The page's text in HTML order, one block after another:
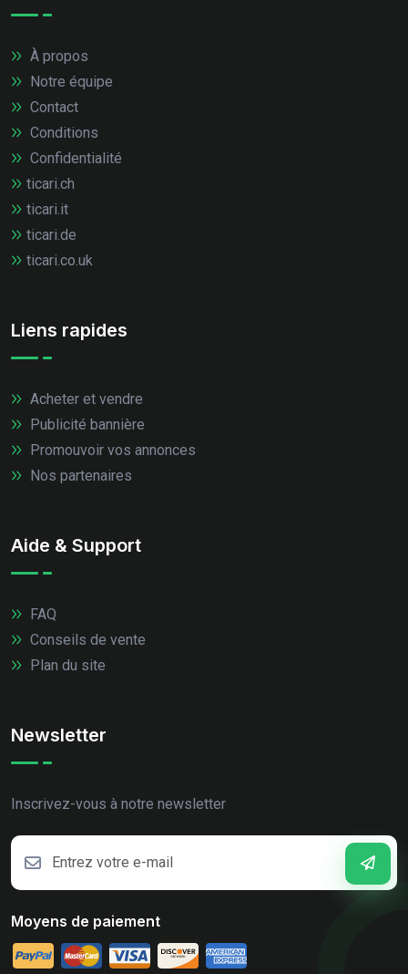
À propos
Notre équipe
Contact
Conditions
Confidentialité
ticari.ch
ticari.it
ticari.de
ticari.co.uk
Liens rapides
Acheter et vendre
Publicité bannière
Promouvoir vos annonces
Nos partenaires
Aide & Support
FAQ
Conseils de vente
Plan du site
Newsletter
Inscrivez-vous à notre newsletter
Moyens de paiement